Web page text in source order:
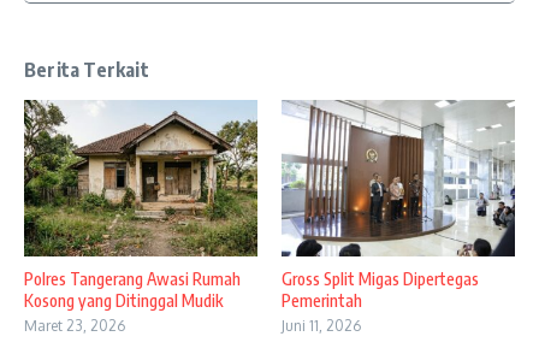
Berita Terkait
Polres Tangerang Awasi Rumah
Kosong yang Ditinggal Mudik
Maret 23, 2026
Gross Split Migas Dipertegas
Pemerintah
Juni 11, 2026